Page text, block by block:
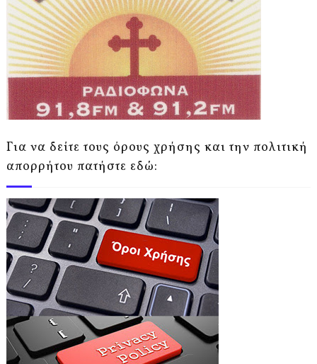
Για να δείτε τους όρους χρήσης και την πολιτική
απορρήτου πατήστε εδώ: